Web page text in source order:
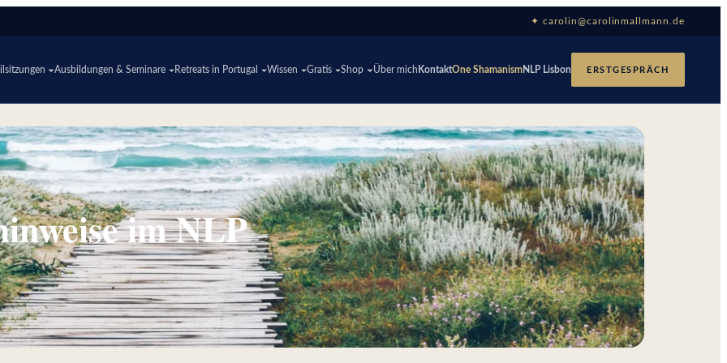
✦ carolin@carolinmallmann.de
Ausbildungen & Seminare Retreats in Portugal Wissen Gratis Shop Über mich KontaktOne ShamanismNLP Lisbon ERSTGESPRÄCH
im NLP